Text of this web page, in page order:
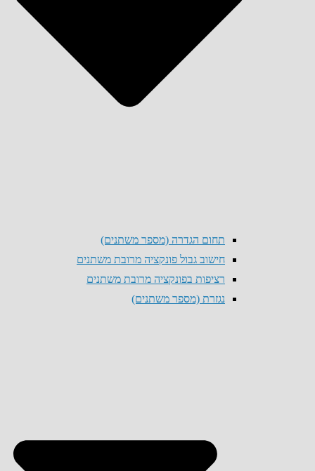
תחום הגדרה (מספר משתנים)
חישוב גבול פונקציה מרובת משתנים
רציפות בפונקציה מרובת משתנים
נגזרת (מספר משתנים)